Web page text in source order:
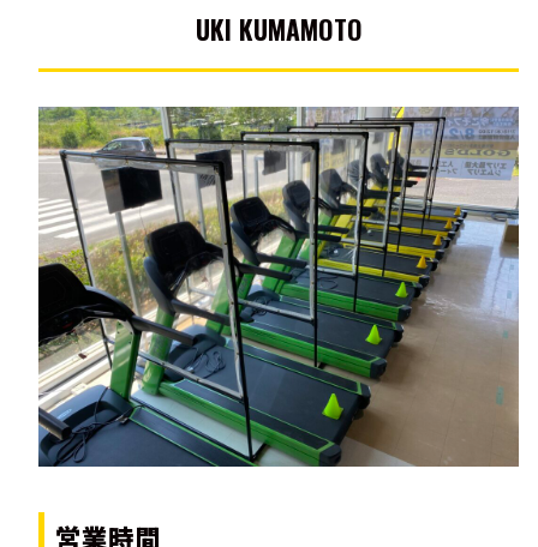
UKI KUMAMOTO
営業時間